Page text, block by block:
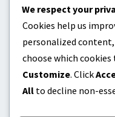
battingordning:
Spelscenarier
Strategier för
konsekvens,
Gymnasieskola
We respect your
Cookies help us
personalized content,
choose which
Customize. Click
All to decline non-